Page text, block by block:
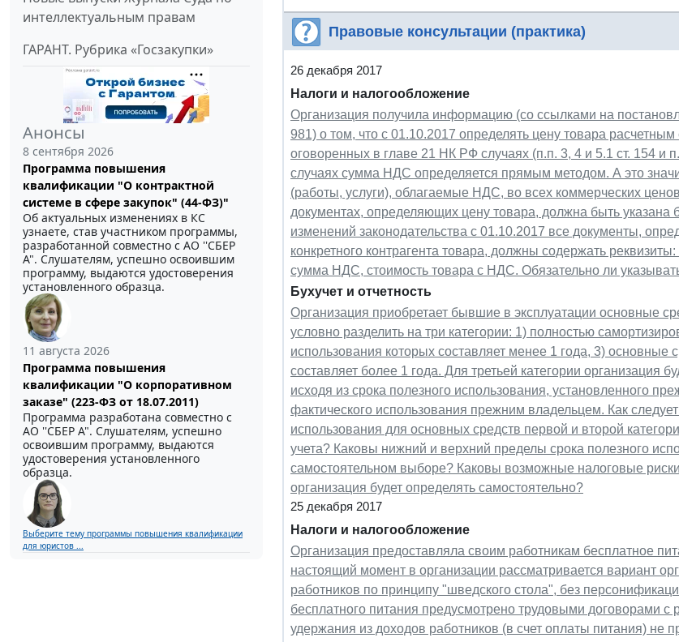
интеллектуальным правам
ГАРАНТ. Рубрика «Госзакупки»
Анонсы
8 сентября 2026
Программа повышения
квалификации "О контрактной
системе в сфере закупок" (44-ФЗ)"
Об актуальных изменениях в КС
узнаете, став участником программы,
разработанной совместно с АО ''СБЕР
А". Слушателям, успешно освоившим
программу, выдаются удостоверения
установленного образца.
11 августа 2026
Программа повышения
квалификации "О корпоративном
заказе" (223-ФЗ от 18.07.2011)
Программа разработана совместно с
АО ''СБЕР А". Слушателям, успешно
освоившим программу, выдаются
удостоверения установленного
образца.
Выберите тему программы повышения квалификации
для юристов ...
Правовые консультации (практика)
26 декабря 2017
Налоги и налогообложение
Организация получила информацию (со ссылками на
981) о том, что с 01.10.2017 определять цену товара
оговоренных в главе 21 НК РФ случаях (п.п. 3, 4 и 5.1 ст. 154 и
случаях сумма НДС определяется прямым методом. А это
(работы, услуги), облагаемые НДС, во всех коммерческих
документах, определяющих цену товара, должна быть
изменений законодательства с 01.10.2017 все документы,
конкретного контрагента товара, должны содержать
сумма НДС, стоимость товара с НДС. Обязательно ли
Бухучет и отчетность
Организация приобретает бывшие в эксплуатации основные
условно разделить на три категории: 1) полностью
использования которых составляет менее 1 года, 3) основные
составляет более 1 года. Для третьей категории организация
исходя из срока полезного использования, установленного
фактического использования прежним владельцем. Как
использования для основных средств первой и второй
учета? Каковы нижний и верхний пределы срока полезного
самостоятельном выборе? Каковы возможные налоговые
организация будет определять самостоятельно?
25 декабря 2017
Налоги и налогообложение
Организация предоставляла своим работникам бесплатное
настоящий момент в организации рассматривается вариант
работников по принципу "шведского стола", без
бесплатного питания предусмотрено трудовыми договорами с
удержания из доходов работников (в счет оплаты питания) не